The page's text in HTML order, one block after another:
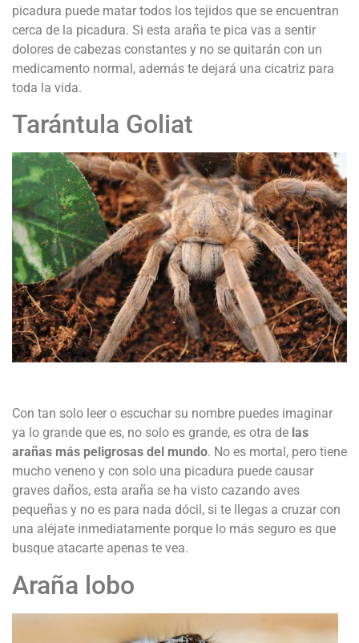
picadura puede matar todos los tejidos que se encuentran
cerca de la picadura. Si esta araña te pica vas a sentir
dolores de cabezas constantes y no se quitarán con un
medicamento normal, además te dejará una cicatriz para
toda la vida.
Tarántula Goliat
Con tan solo leer o escuchar su nombre puedes imaginar
ya lo grande que es, no solo es grande, es otra de las
arañas más peligrosas del mundo. No es mortal, pero tiene
mucho veneno y con solo una picadura puede causar
graves daños, esta araña se ha visto cazando aves
pequeñas y no es para nada dócil, si te llegas a cruzar con
una aléjate inmediatamente porque lo más seguro es que
busque atacarte apenas te vea.
Araña lobo